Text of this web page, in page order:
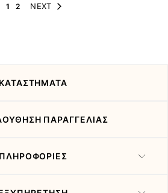
You're currently reading page
1 Page
2 Page
NEXT
ΚΑΤΑΣΤΗΜΑΤΑ
ΠΑΡΑΓΓΕΛΙΑΣ
ΠΛΗΡΟΦΟΡΙΕΣ